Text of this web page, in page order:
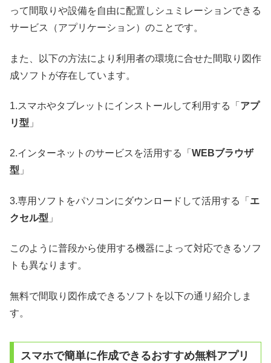
って間取りや設備を自由に配置しシュミレーションできる
サービス（アプリケーション）のことです。
また、以下の方法により利用者の環境に合せた間取り図作
成ソフトが存在しています。
1.スマホやタブレットにインストールして利用する「 アプ
リ型 」
2.インターネットのサービスを活用する「 WEBブラウザ
型 」
3.専用ソフトをパソコンにダウンロードして活用する「 エ
クセル型 」
このように普段から使用する機器によって対応できるソフ
トも異なります。
無料で間取り図作成できるソフトを以下の通リ紹介しま
す。
スマホで簡単に作成できるおすすめ無料アプリ